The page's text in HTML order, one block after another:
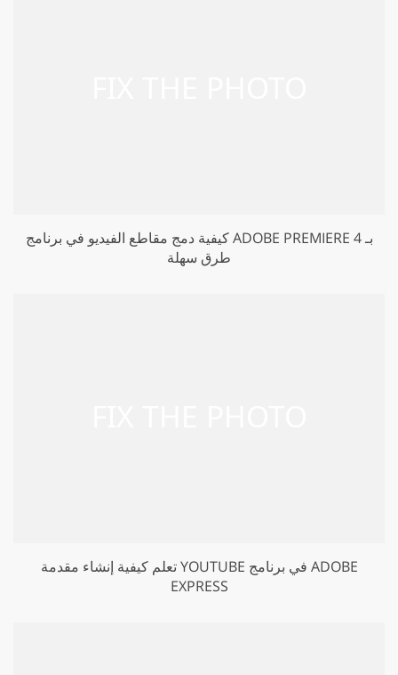
كيفية دمج مقاطع الفيديو في برنامج ADOBE PREMIERE بـ 4
طرق سهلة
تعلم كيفية إنشاء مقدمة YOUTUBE في برنامج ADOBE
EXPRESS